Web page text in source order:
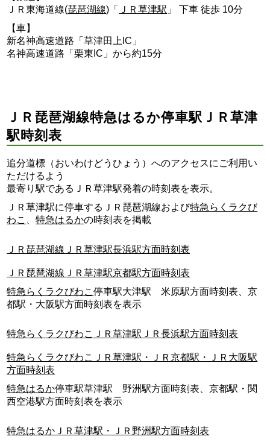
ＪＲ東海道線(琵琶湖線)「 ＪＲ草津駅 」 下車 徒歩 10分
【車】
新名神高速道路「草津田上IC」
名神高速道路「栗東IC」から約15分
ＪＲ琵琶湖線特急はるか停車駅ＪＲ草津
駅時刻表
追分道標（おいわけどうひょう）へのアクセスにご利用い
ただけるよう
最寄り駅であるＪＲ草津駅発着の時刻表を表示。
ＪＲ草津駅に停車するＪＲ琵琶湖線および特急らくラクび
わこ
、特急はるかの時刻表を掲載
ＪＲ琵琶湖線ＪＲ草津駅長浜駅方面時刻表
ＪＲ琵琶湖線ＪＲ草津駅京都駅方面時刻表
特急らくラクびわこ停車駅大津駅 米原駅方面時刻表、京
都駅・大阪駅方面時刻表を表示
特急らくラクびわこＪＲ草津駅ＪＲ長浜駅方面時刻表
特急らくラクびわこＪＲ草津駅・ＪＲ京都駅・ＪＲ大阪駅
方面時刻表
特急はるか停車駅草津駅 野洲駅方面時刻表、京都駅・関
西空港駅方面時刻表を表示
特急はるかＪＲ草津駅・ＪＲ野洲駅方面時刻表